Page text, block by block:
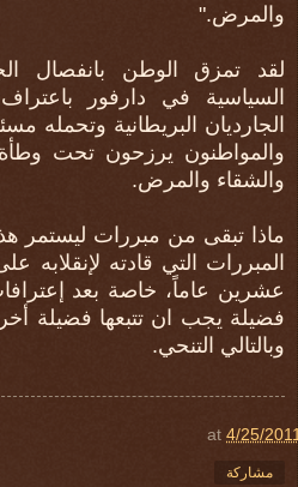
والمرض."
لقد تمزق الوطن بانفصال
السياسية في دارفور
الجارديان البريطانية وتحمله
والمواطنون يرزحون تحت
والشقاء والمرض.
ماذا تبقى من مبررات ليستمر
المبررات التي قادته لإنقلابه
عشرين عاماً، خاصة بعد
فضيلة يجب ان تتبعها فضيلة
وبالتالي التنحي.
at4/25/
مشاركة